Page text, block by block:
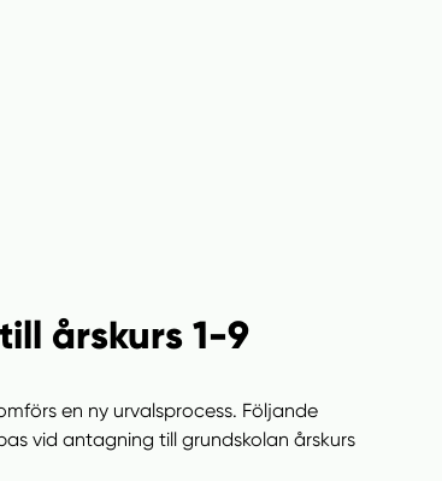
årskurs 1-9
en ny urvalsprocess. Följande
vid antagning till grundskolan årskurs